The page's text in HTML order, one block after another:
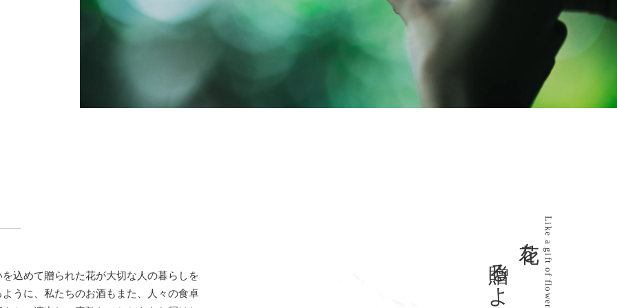
花を Like a gift of flowers
を込めて贈られた花が大切な人の暮らしを
ように、私たちのお酒もまた、人々の食卓